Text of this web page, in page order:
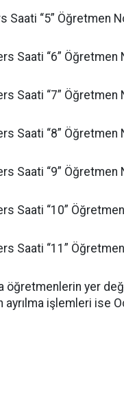
Saati “5” Öğretmen
Saati “6” Öğretmen
Saati “7” Öğretmen
Saati “8” Öğretmen
Saati “9” Öğretmen
Saati “10”
Saati “11”
öğretmenlerin yer
ayrılma işlemleri ise